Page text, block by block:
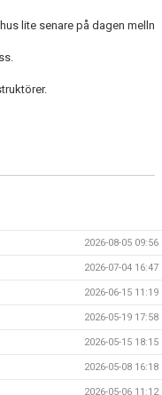
lite senare på dagen melln
2026-08-05 09:56
2026-07-04 16:47
2026-06-15 11:19
2026-05-19 17:58
2026-05-15 18:15
2026-05-08 16:18
2026-05-06 11:12